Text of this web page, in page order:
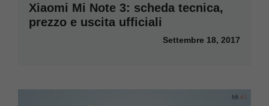
Xiaomi Mi Note 3: scheda tecnica,
prezzo e uscita ufficiali
Settembre 18, 2017